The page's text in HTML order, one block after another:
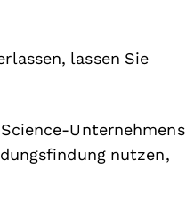
lassen Sie
Unternehmens
nutzen,